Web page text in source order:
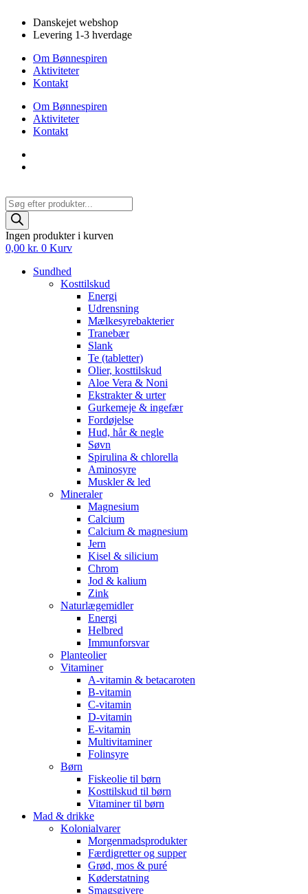
indhold
Danskejet webshop
Levering 1-3 hverdage
Om Bønnespiren
Aktiviteter
Kontakt
Om Bønnespiren
Aktiviteter
Kontakt
Products
search
Ingen produkter i kurven
0,00 kr. 0 Kurv
Sundhed
Kosttilskud
Energi
Udrensning
Mælkesyrebakterier
Tranebær
Slank
Te (tabletter)
Olier, kosttilskud
Aloe Vera & Noni
Ekstrakter & urter
Gurkemeje & ingefær
Fordøjelse
Hud, hår & negle
Søvn
Spirulina & chlorella
Aminosyre
Muskler & led
Mineraler
Magnesium
Calcium
Calcium & magnesium
Jern
Kisel & silicium
Chrom
Jod & kalium
Zink
Naturlægemidler
Energi
Helbred
Immunforsvar
Planteolier
Vitaminer
A-vitamin & betacaroten
B-vitamin
C-vitamin
D-vitamin
E-vitamin
Multivitaminer
Folinsyre
Børn
Fiskeolie til børn
Kosttilskud til børn
Vitaminer til børn
Mad & drikke
Kolonialvarer
Morgenmadsprodukter
Færdigretter og supper
Grød, mos & puré
Køderstatning
Smagsgivere